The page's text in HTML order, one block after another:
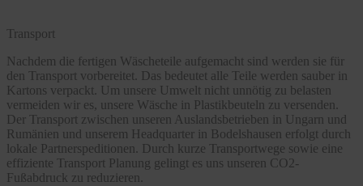
Transport
Nachdem die fertigen Wäscheteile aufgemacht sind werden sie für
den Transport vorbereitet. Das bedeutet alle Teile werden sauber in
Kartons verpackt. Um unsere Umwelt nicht unnötig zu belasten
vermeiden wir es, unsere Wäsche in Plastikbeuteln zu versenden.
Der Transport zwischen unseren Auslandsbetrieben in Ungarn und
Rumänien und unserem Headquarter in Bodelshausen erfolgt durch
lokale Partnerspeditionen. Durch kurze Transportwege sowie eine
effiziente Transport Planung gelingt es uns unseren CO2-
Fußabdruck zu reduzieren.